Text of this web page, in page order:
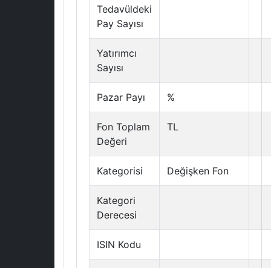
Tedavüldeki
Pay Sayısı
Yatırımcı
Sayısı
Pazar Payı %
Fon Toplam
Değeri
TL
Kategorisi Değişken Fon
Kategori
Derecesi
ISIN Kodu